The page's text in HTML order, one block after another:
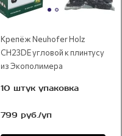
Крепёж Neuhofer Holz
CH23DE угловой к плинтусу
из Экополимера
10 штук упаковка
799 руб./уп